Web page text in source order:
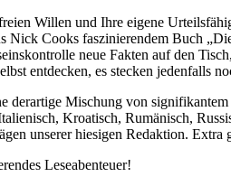
Willen und Ihre eigene
Nick Cooks faszinierendem Buch
neue Fakten auf den
entdecken, es stecken jedenfalls
derartige Mischung von
Kroatisch, Rumänisch,
unserer hiesigen Redaktion. Extra
Leseabenteuer!